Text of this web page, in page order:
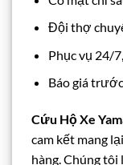
Đội thợ
Phục vụ 24/
Báo giá
Cứu Hộ Xe
cam kết mang
hàng. Chúng